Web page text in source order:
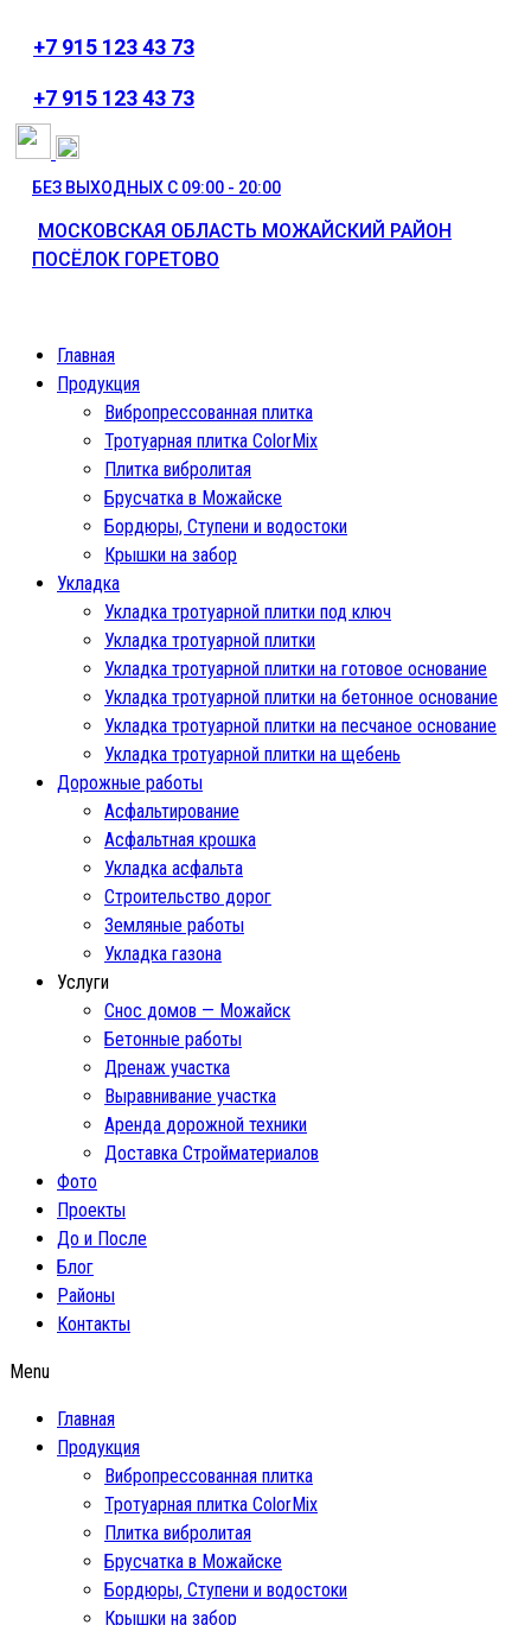
+7 915 123 43 73
⁦+7 915 123 43 73
БЕЗ ВЫХОДНЫХ С 09:00 - 20:00
МОСКОВСКАЯ ОБЛАСТЬ МОЖАЙСКИЙ РАЙОН
ПОСЁЛОК ГОРЕТОВО
Главная
Продукция
Вибропрессованная плитка
Тротуарная плитка ColorMix
Плитка вибролитая
Брусчатка в Можайске
Бордюры, Ступени и водостоки
Крышки на забор
Укладка
Укладка тротуарной плитки под ключ
Укладка тротуарной плитки
Укладка тротуарной плитки на готовое основание
Укладка тротуарной плитки на бетонное основание
Укладка тротуарной плитки на песчаное основание
Укладка тротуарной плитки на щебень
Дорожные работы
Асфальтирование
Асфальтная крошка
Укладка асфальта
Строительство дорог
Земляные работы
Укладка газона
Услуги
Снос домов — Можайск
Бетонные работы
Дренаж участка
Выравнивание участка
Аренда дорожной техники
Доставка Стройматериалов
Фото
Проекты
До и После
Блог
Районы
Контакты
Menu
Главная
Продукция
Вибропрессованная плитка
Тротуарная плитка ColorMix
Плитка вибролитая
Брусчатка в Можайске
Бордюры, Ступени и водостоки
Крышки на забор